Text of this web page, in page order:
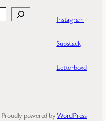
Instagram
Substack
Letterboxd
Proudly powered byWordPress